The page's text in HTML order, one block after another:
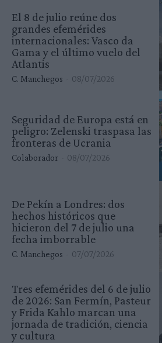
El 8 de julio reúne dos
grandes efemérides
internacionales: Vasco da
Gama y el último vuelo del
Atlantis
C. Manchegos 08/07/2026
Seguridad de Europa está en
peligro: Zelenski traspasa las
fronteras de Ucrania
Colaborador 08/07/2026
De Pekín a Londres: dos
hechos históricos que
hicieron del 7 de julio una
fecha imborrable
C. Manchegos 07/07/2026
Tres efemérides del 6 de julio
de 2026: San Fermín, Pasteur
y Frida Kahlo marcan una
jornada de tradición, ciencia
y cultura